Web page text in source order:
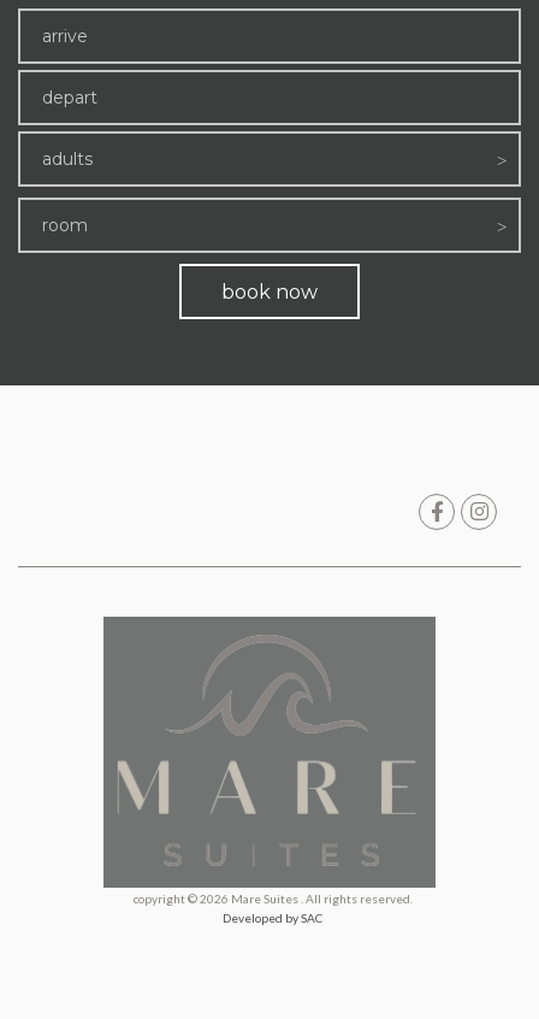
adults
room
book now
copyright © 2026 Mare Suites . All rights reserved.
Developed by SAC